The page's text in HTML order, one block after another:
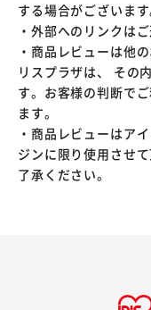
する場合がございます
・外部へのリンクはご
・商品レビューは他
リスプラザは、 その
す。お客様の判断で
ます。
・商品レビューはア
ジンに限り使用させ
了承ください。